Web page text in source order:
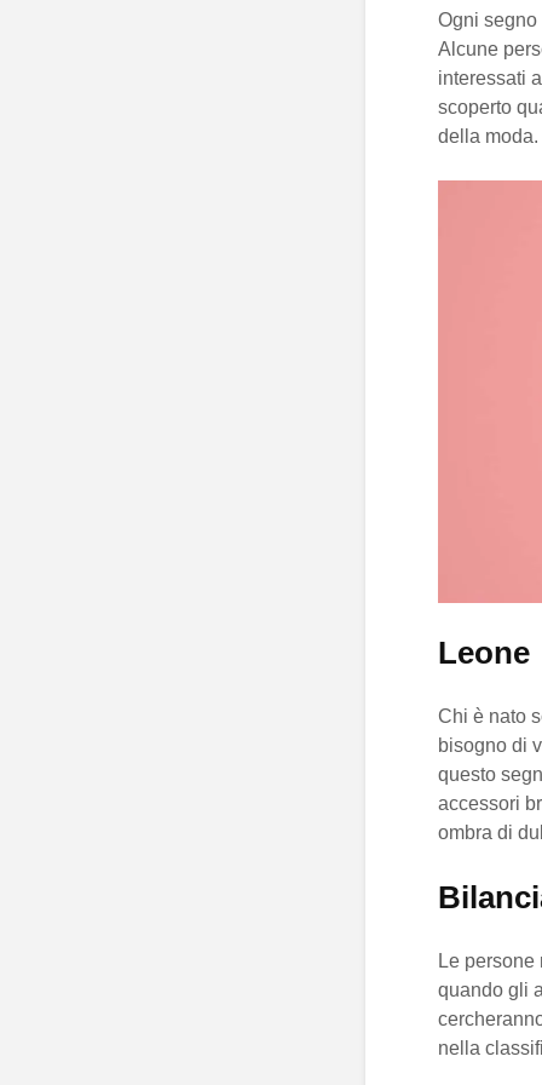
Ogni
Alcune
interessati
scoperto
della
Leone
Chi è nato
bisogno di
questo
accessori
ombra di
Le
quando gli
nella